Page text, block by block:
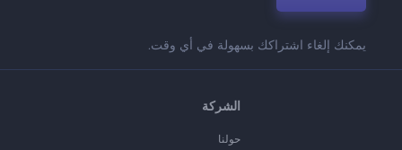
يمكنك إلغاء اشتراكك بسهولة في أي وقت.
الشركة
حولنا